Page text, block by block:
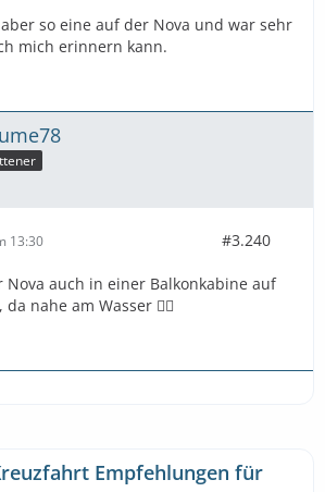
so eine auf der Nova und war sehr
mich erinnern kann.
13:30 #3.240
Nova auch in einer Balkonkabine auf
nahe am Wasser 👍🏻
Empfehlungen für